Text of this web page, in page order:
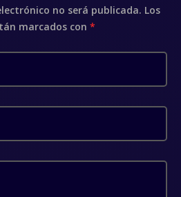
no será publicada. Los
marcados con *